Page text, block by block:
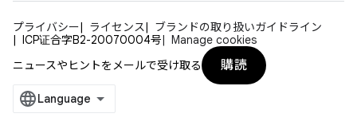
プライバシー ライセンス
ブランドの取り扱いガイドライン
ICP证合字B2-20070004号
Manage cookies
ニュースやヒントをメールで受け取る
購読